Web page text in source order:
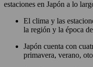
estaciones en Japón a lo
El clima y las
la región y la época
Japón cuenta con
primavera, verano,